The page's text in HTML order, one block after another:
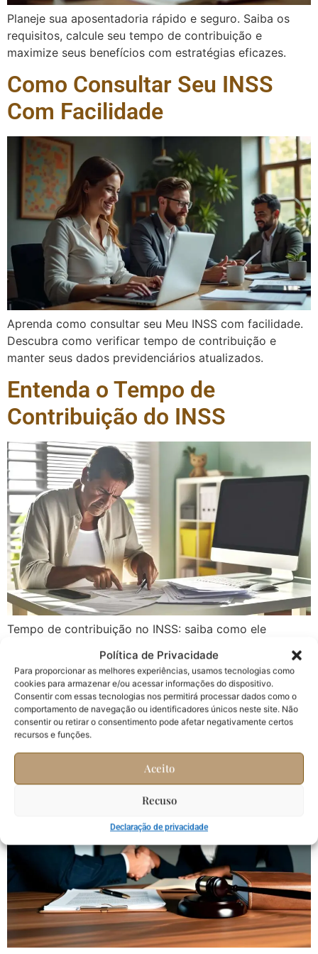
Política de Privacidade
Para proporcionar as melhores experiências, usamos tecnologias como
cookies para armazenar e/ou acessar informações do dispositivo.
Consentir com essas tecnologias nos permitirá processar dados como o
comportamento de navegação ou identificadores únicos neste site. Não
consentir ou retirar o consentimento pode afetar negativamente certos
recursos e funções.
Aceito
Recuso
Declaração de privacidade
Planeje sua aposentadoria rápido e seguro. Saiba os
requisitos, calcule seu tempo de contribuição e
maximize seus benefícios com estratégias eficazes.
Como Consultar Seu INSS
Com Facilidade
Aprenda como consultar seu Meu INSS com facilidade.
Descubra como verificar tempo de contribuição e
manter seus dados previdenciários atualizados.
Entenda o Tempo de
Contribuição do INSS
Tempo de contribuição no INSS: saiba como ele
benefícios com este guia completo.
Aposentadoria Como
Contribuições Podem
Garantir Seu Futuro